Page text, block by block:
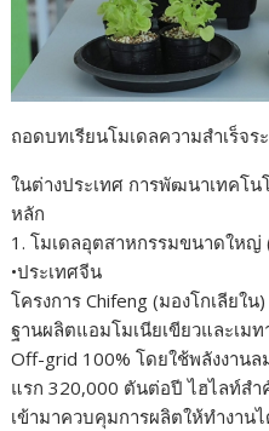
ถอดบทเรียนโมเดลความสำเร็จ
ในต่างประเทศ การพัฒนาเทคโ
หลัก
1. โมเดลอุตสาหกรรมขนาดใหญ่
•ประเทศจีน
โครงการ Chifeng (มองโกเลียใ
ฐานผลิตแอมโมเนียเขียวและเม
Off-grid 100% โดยใช้พลังงาน
แรก 320,000 ตันต่อปี ไฮไลท์สำ
เข้ามาควบคุมการผลิตให้ทำงาน